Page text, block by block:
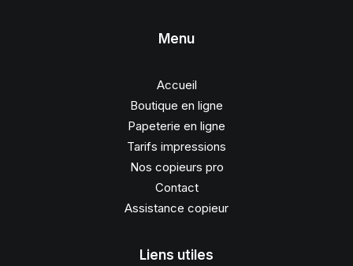
Menu
Accueil
Boutique en ligne
Papeterie en ligne
Tarifs impressions
Nos copieurs pro
Contact
Assistance copieur
Liens utiles